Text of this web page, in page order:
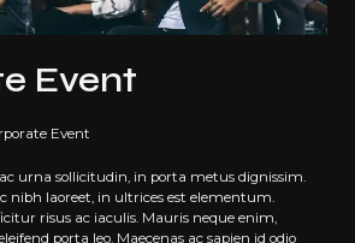
Event
Event
urna sollicitudin, in porta metus dignissim.
nibh laoreet, in ultrices est elementum.
risus ac iaculis. Mauris neque enim,
porta leo. Maecenas ac sapien id odio